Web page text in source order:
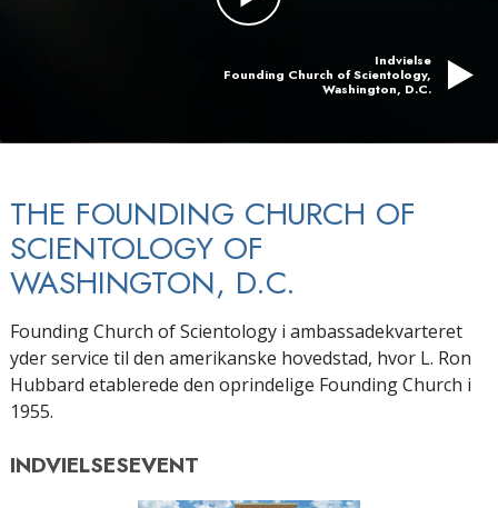
Indvielse
Founding Church of Scientology,
Washington, D.C.
THE FOUNDING CHURCH OF
SCIENTOLOGY OF
WASHINGTON, D.C.
Founding Church of Scientology i ambassadekvarteret
yder service til den amerikanske hovedstad, hvor L. Ron
Hubbard etablerede den oprindelige Founding Church i
1955.
INDVIELSESEVENT